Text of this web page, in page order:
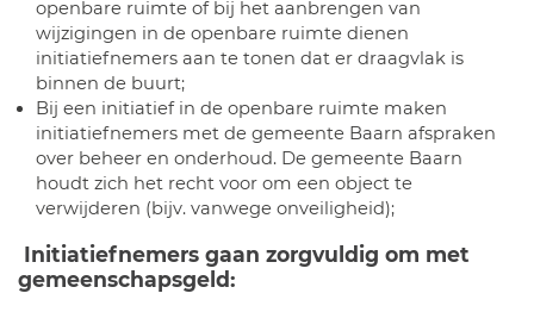
openbare ruimte of bij het aanbrengen van
wijzigingen in de openbare ruimte dienen
initiatiefnemers aan te tonen dat er draagvlak is
binnen de buurt;
Bij een initiatief in de openbare ruimte maken
initiatiefnemers met de gemeente Baarn afspraken
over beheer en onderhoud. De gemeente Baarn
houdt zich het recht voor om een object te
verwijderen (bijv. vanwege onveiligheid);
Initiatiefnemers gaan zorgvuldig om met
gemeenschapsgeld: